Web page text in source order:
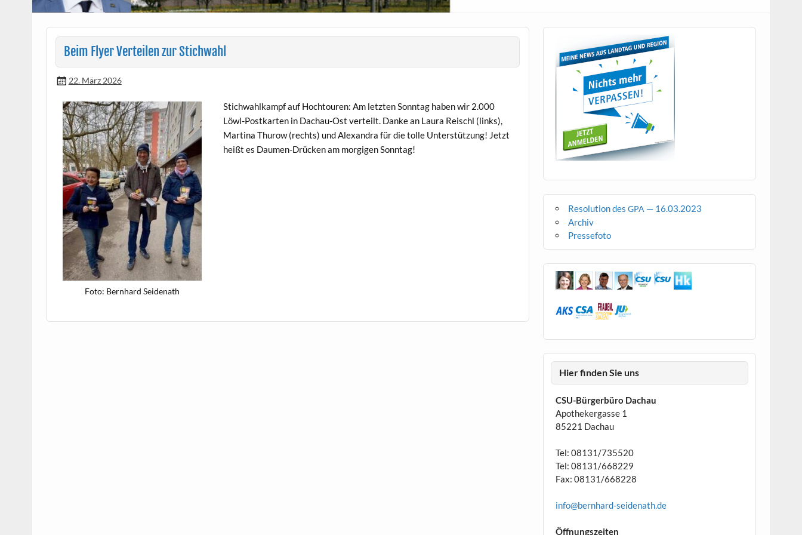
Beim Flyer Verteilen zur Stichwahl
22. März 2026
Foto: Bern­hard Seidenath
Stich­wahlkampf auf Hoch­touren: Am let­zten Son­ntag haben wir 2.000
Löwl-Postkarten in Dachau-Ost verteilt. Danke an Lau­ra Reis­chl (links),
Mar­ti­na Thurow (rechts) und Alexan­dra für die tolle Unter­stützung! Jet­zt
heißt es Dau­men-Drück­en am morgi­gen Sonntag!
Resolution desGPA — 16.03.2023
Archiv
Pressefoto
Hier finden Sie uns
CSU-Bürgerbüro Dachau
Apothekergasse 1
85221 Dachau
Tel: 08131/735520
Tel: 08131/668229
Fax: 08131/668228
info@bernhard-seidenath.de
Öffnungszeiten